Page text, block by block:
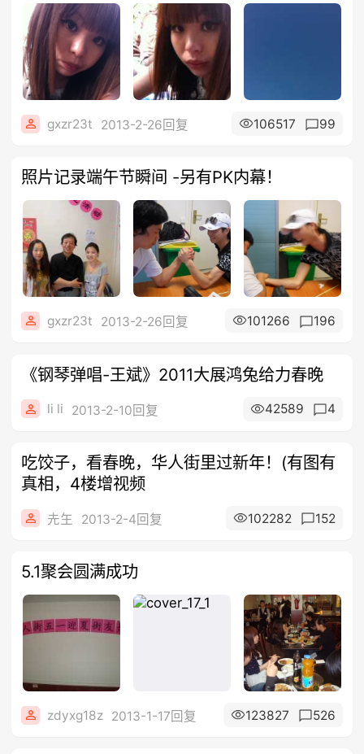
gxzr23t 2013-2-26回复 106517 99
照片记录端午节瞬间 -另有PK内幕！
gxzr23t 2013-2-26回复 101266 196
《钢琴弹唱-王斌》2011大展鸿兔给力春晚
li li 2013-2-10回复 42589 4
吃饺子，看春晚，华人街里过新年！(有图有
真相，4楼增视频
圥玍 2013-2-4回复 102282 152
5.1聚会圆满成功
zdyxg18z 2013-1-17回复 123827 526